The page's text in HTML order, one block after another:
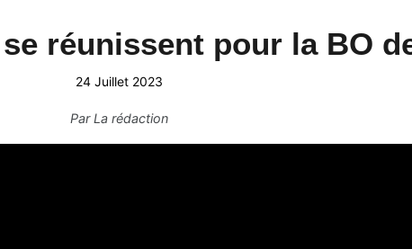
réunissent pour la BO
24 Juillet 2023
ParLa rédaction